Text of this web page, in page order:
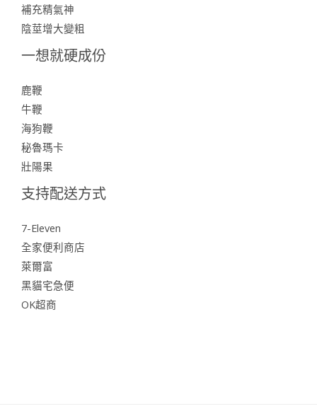
補充精氣神
陰莖增大變粗
一想就硬成份
鹿鞭
牛鞭
海狗鞭
秘魯瑪卡
壯陽果
支持配送方式
7-Eleven
全家便利商店
萊爾富
黑貓宅急便
OK超商